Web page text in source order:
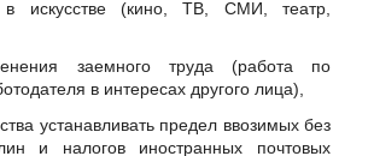
искусстве (кино, ТВ, СМИ, театр,
заемного труда (работа по
в интересах другого лица),
устанавливать предел ввозимых без
и налогов иностранных почтовых